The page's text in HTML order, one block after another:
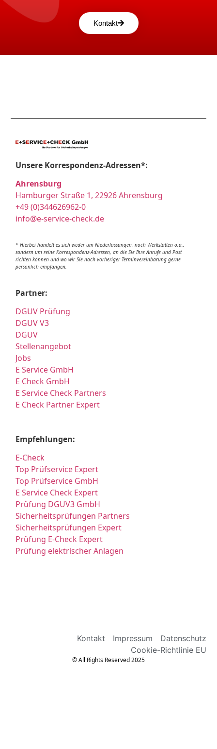
Kontakt
Unsere Korrespondenz-Adressen*:
Ahrensburg
Hamburger Straße 1, 22926 Ahrensburg
+49 (0)344626962-0
info@e-service-check.de
* Hierbei handelt es sich weder um Niederlassungen, noch Werkstätten o.ä.,
sondern um reine Korrespondenz-Adressen, an die Sie Ihre Anrufe und Post
richten können und wo wir Sie nach vorheriger Terminvereinbarung gerne
persönlich empfangen.
Partner:
DGUV Prüfung
DGUV V3
DGUV
Stellenangebot
Jobs
E Service GmbH
E Check GmbH
E Service Check Partners
E Check Partner Expert
Empfehlungen:
E-Check
Top Prüfservice Expert
Top Prüfservice GmbH
E Service Check Expert
Prüfung DGUV3 GmbH
Sicherheitsprüfungen Partners
Sicherheitsprüfungen Expert
Prüfung E-Check Expert
Prüfung elektrischer Anlagen
Kontakt Impressum
Datenschutz
Cookie-Richtlinie EU
© All Rights Reserved 2025